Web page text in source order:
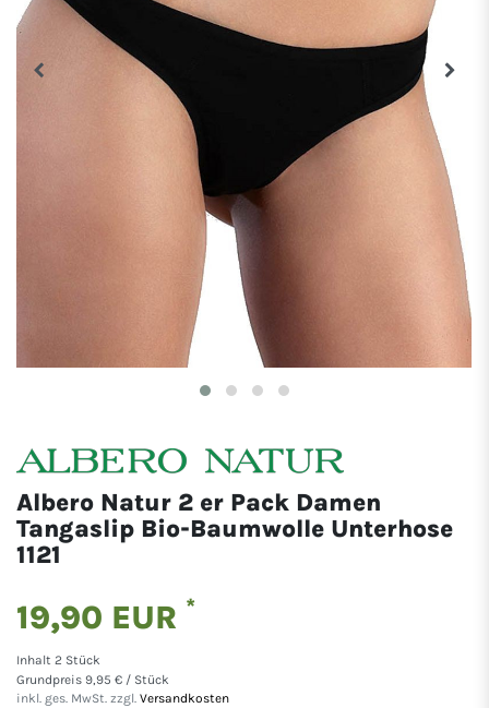
Albero Natur 2 er Pack Damen
Tangaslip Bio-Baumwolle Unterhose
1121
19,90 EUR *
Inhalt 2 Stück
Grundpreis 9,95 € / Stück
inkl. ges. MwSt. zzgl. Versandkosten